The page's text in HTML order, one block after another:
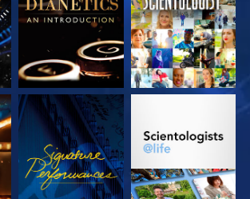
ANSEHEN
SERIE